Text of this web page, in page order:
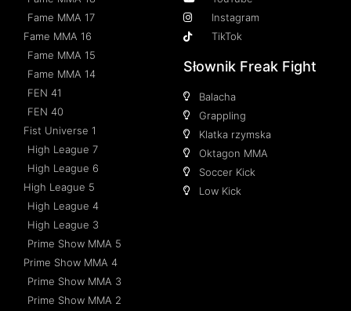
Fame MMA 17
Fame MMA 16
Fame MMA 15
Fame MMA 14
FEN 41
FEN 40
Fist Universe 1
High League 7
High League 6
High League 5
High League 4
High League 3
Prime Show MMA 5
Prime Show MMA 4
Prime Show MMA 3
Prime Show MMA 2
Instagram
TikTok
Słownik Freak Fight
Balacha
Grappling
Klatka rzymska
Oktagon MMA
Soccer Kick
Low Kick